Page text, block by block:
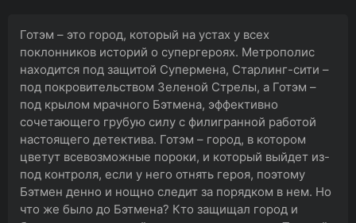
Готэм – это город, который на устах у всех
поклонников историй о супергероях. Метрополис
находится под защитой Супермена, Старлинг-сити –
под покровительством Зеленой Стрелы, а Готэм –
под крылом мрачного Бэтмена, эффективно
сочетающего грубую силу с филигранной работой
настоящего детектива. Готэм – город, в котором
цветут всевозможные пороки, и который выйдет из-
под контроля, если у него отнять героя, поэтому
Бэтмен денно и нощно следит за порядком в нем. Но
что же было до Бэтмена? Кто защищал город и